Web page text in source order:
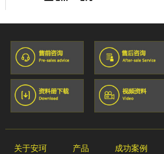
关于安珂 产品 成功案例